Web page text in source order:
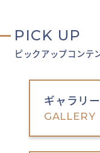
PICK UP
ピックアップコンテ
ギャラリ
GALLERY